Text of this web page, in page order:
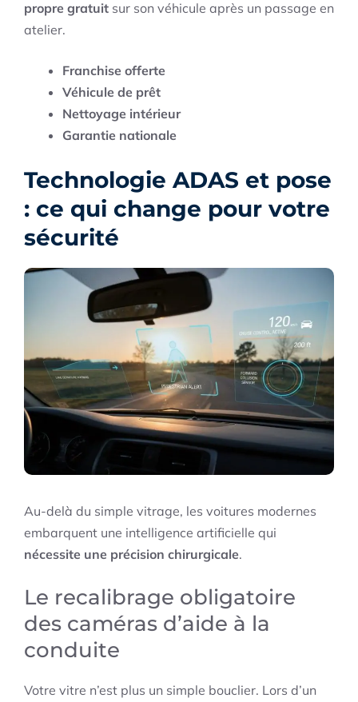
propre gratuit sur son véhicule après un passage en
atelier.
Franchise offerte
Véhicule de prêt
Nettoyage intérieur
Garantie nationale
Technologie ADAS et pose
: ce qui change pour votre
sécurité
Au-delà du simple vitrage, les voitures modernes
embarquent une intelligence artificielle qui
nécessite une précision chirurgicale.
Le recalibrage obligatoire
des caméras d’aide à la
conduite
Votre vitre n’est plus un simple bouclier. Lors d’un